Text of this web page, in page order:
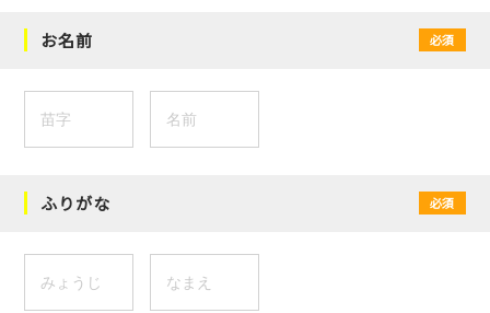
お名前 必須
ふりがな 必須